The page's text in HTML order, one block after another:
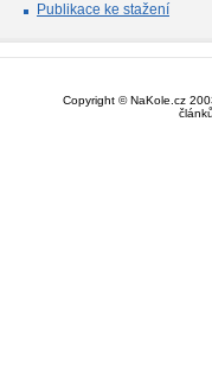
Publikace ke stažení
Copyright © NaKole.cz